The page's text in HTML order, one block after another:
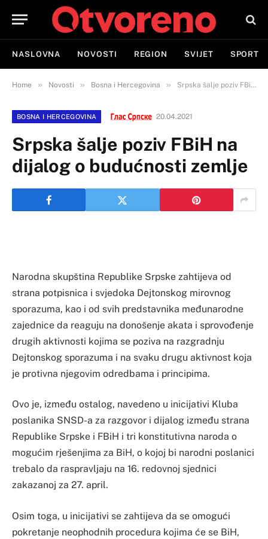
NASLOVNA NOVOSTI REGION SVIJET SPORT
Home » Novosti » Bosna i Hercegovina » Srpska šalje poziv FBiH na dijalog o budućnosti zemlje
BOSNA I HERCEGOVINA 20.04.2021
Srpska šalje poziv FBiH na
dijalog o budućnosti zemlje
Narodna skupština Republike Srpske zahtijeva od
strana potpisnica i svjedoka Dejtonskog mirovnog
sporazuma, kao i od svih predstavnika međunarodne
zajednice da reaguju na donošenje akata i sprovođenje
drugih aktivnosti kojima se poziva na razgradnju
Dejtonskog sporazuma i na svaku drugu aktivnost koja
je protivna njegovim odredbama i principima.
Ovo je, između ostalog, navedeno u inicijativi Kluba
poslanika SNSD-a za razgovor i dijalog između strana
Republike Srpske i FBiH i tri konstitutivna naroda o
mogućim rješenjima za BiH, o kojoj bi narodni poslanici
trebalo da raspravljaju na 16. redovnoj sjednici
zakazanoj za 27. april.
Osim toga, u inicijativi se zahtijeva da se omogući
pokretanje neophodnih procedura kojima će se BiH,